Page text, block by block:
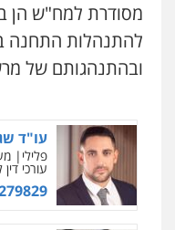
עו"ד
פלילי
עו"ד
פלילי
מסודרת למח"ש הן
להתנהלות התחנה
ובהתנהגותם של
עו"ד
פלילי
חמורה
עו"ד
פלילי
עורכי
צילום
דין
רונן